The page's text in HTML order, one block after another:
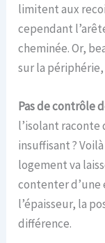
limitent aux
cependant
cheminée. Or,
sur la
Pas de contrôle
l’isolant raconte
insuffisant ?
logement va
contenter d’une
l’épaisseur, la
différence.